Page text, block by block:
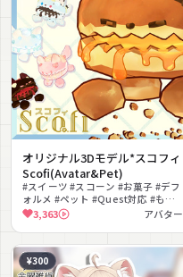
オリジナル3Dモデル*スコフィ
Scofi(Avatar&Pet)
#スイーツ #スコーン #お菓子 #デフ
ォルメ #ペット #Quest対応 #もふ
もふ #動物モチーフ #食べるギミッ
ク #ギミック
3,363 アバター
¥300